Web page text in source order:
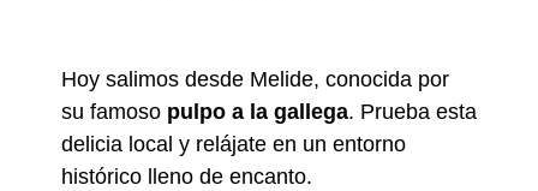
Hoy salimos desde Melide, conocida por
su famoso pulpo a la gallega. Prueba esta
delicia local y relájate en un entorno
histórico lleno de encanto.